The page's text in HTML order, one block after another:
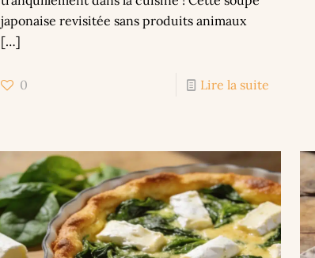
japonaise revisitée sans produits animaux
[…]
0 Lire la suite